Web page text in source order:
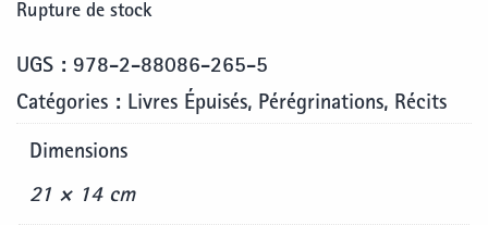
Rupture de stock
UGS : 978-2-88086-265-5
Catégories : Livres Épuisés, Pérégrinations, Récits
Dimensions
21 × 14 cm